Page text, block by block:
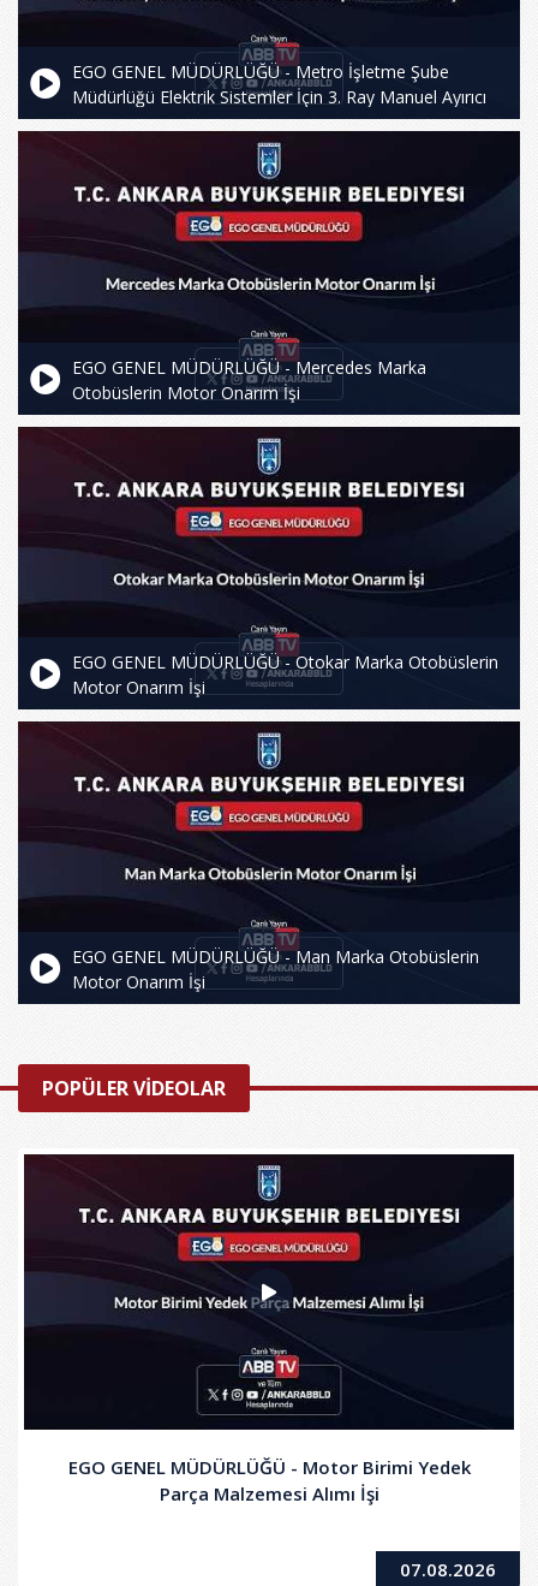
EGO GENEL MÜDÜRLÜĞÜ - Metro İşletme Şube
Müdürlüğü Elektrik Sistemler İçin 3. Ray Manuel Ayırıcı
Switch ve DC Kesici Kapak Kolu Alımı İşi
EGO GENEL MÜDÜRLÜĞÜ - Mercedes Marka
Otobüslerin Motor Onarım İşi
EGO GENEL MÜDÜRLÜĞÜ - Otokar Marka Otobüslerin
Motor Onarım İşi
EGO GENEL MÜDÜRLÜĞÜ - Man Marka Otobüslerin
Motor Onarım İşi
POPÜLER VİDEOLAR
EGO GENEL MÜDÜRLÜĞÜ - Motor Birimi Yedek
Parça Malzemesi Alımı İşi
07.08.2026